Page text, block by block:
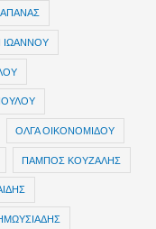
ΙΩΑΝΝΟΥ
ΟΛΓΑ ΟΙΚΟΝΟΜΙΔΟΥ
ΠΑΜΠΟΣ ΚΟΥΖΑΛΗΣ